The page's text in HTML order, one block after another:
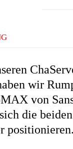
wir
von
die
positionieren.